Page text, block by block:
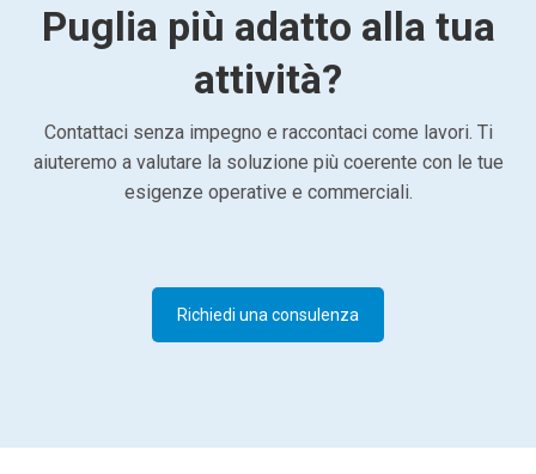
Puglia più adatto alla tua
attività?
Contattaci senza impegno e raccontaci come lavori. Ti
aiuteremo a valutare la soluzione più coerente con le tue
esigenze operative e commerciali.
Richiedi una consulenza